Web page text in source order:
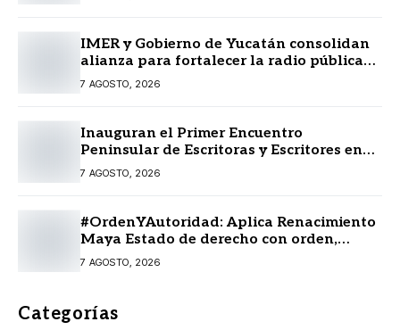
IMER y Gobierno de Yucatán consolidan
alianza para fortalecer la radio pública
en beneficio de la ciudadanía
7 AGOSTO, 2026
Inauguran el Primer Encuentro
Peninsular de Escritoras y Escritores en
Lengua Maya 2026
7 AGOSTO, 2026
#OrdenYAutoridad: Aplica Renacimiento
Maya Estado de derecho con orden,
coordinación y saldo blanco
7 AGOSTO, 2026
Categorías